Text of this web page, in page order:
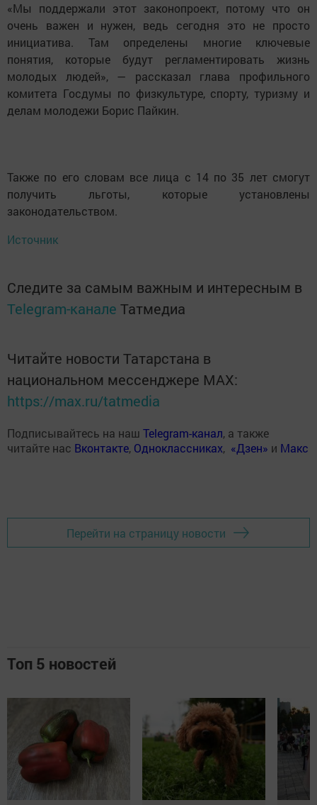
«Мы поддержали этот законопроект, потому что он
очень важен и нужен, ведь сегодня это не просто
инициатива. Там определены многие ключевые
понятия, которые будут регламентировать жизнь
молодых людей», — рассказал глава профильного
комитета Госдумы по физкультуре, спорту, туризму и
делам молодежи Борис Пайкин.
Также по его словам все лица с 14 по 35 лет смогут
получить льготы, которые установлены
законодательством.
Источник
Следите за самым важным и интересным в
Telegram-канале Татмедиа
Читайте новости Татарстана в
национальном мессенджере MАХ:
https://max.ru/tatmedia
Подписывайтесь на наш Telegram-канал, а также
читайте нас Вконтакте, Одноклассниках, «Дзен» и Макс
Перейти на страницу новости
Топ 5 новостей